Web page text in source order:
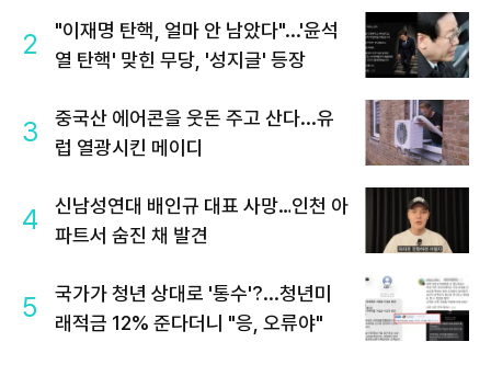
2
"이재명 탄핵, 얼마 안 남았다"...'윤석
열 탄핵' 맞힌 무당, '성지글' 등장
3
중국산 에어콘을 웃돈 주고 산다...유
럽 열광시킨 메이디
4
신남성연대 배인규 대표 사망…인천 아
파트서 숨진 채 발견
5
국가가 청년 상대로 '통수'?...청년미
래적금 12% 준다더니 "응, 오류야"